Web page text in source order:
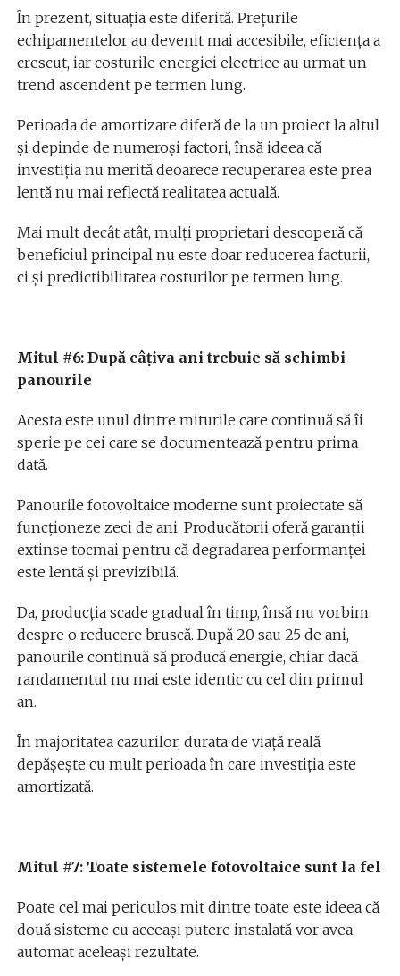
În prezent, situația este diferită. Prețurile
echipamentelor au devenit mai accesibile, eficiența a
crescut, iar costurile energiei electrice au urmat un
trend ascendent pe termen lung.
Perioada de amortizare diferă de la un proiect la altul
și depinde de numeroși factori, însă ideea că
investiția nu merită deoarece recuperarea este prea
lentă nu mai reflectă realitatea actuală.
Mai mult decât atât, mulți proprietari descoperă că
beneficiul principal nu este doar reducerea facturii,
ci și predictibilitatea costurilor pe termen lung.
Mitul #6: După câțiva ani trebuie să schimbi
panourile
Acesta este unul dintre miturile care continuă să îi
sperie pe cei care se documentează pentru prima
dată.
Panourile fotovoltaice moderne sunt proiectate să
funcționeze zeci de ani. Producătorii oferă garanții
extinse tocmai pentru că degradarea performanței
este lentă și previzibilă.
Da, producția scade gradual în timp, însă nu vorbim
despre o reducere bruscă. După 20 sau 25 de ani,
panourile continuă să producă energie, chiar dacă
randamentul nu mai este identic cu cel din primul
an.
În majoritatea cazurilor, durata de viață reală
depășește cu mult perioada în care investiția este
amortizată.
Mitul #7: Toate sistemele fotovoltaice sunt la fel
Poate cel mai periculos mit dintre toate este ideea că
două sisteme cu aceeași putere instalată vor avea
automat aceleași rezultate.